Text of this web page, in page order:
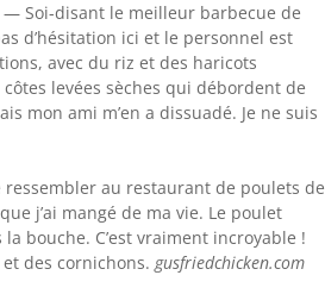
— Soi-disant le meilleur barbecue de
d’hésitation ici et le personnel est
avec du riz et des haricots
levées sèches qui débordent de
mon ami m’en a dissuadé. Je ne suis
au restaurant de poulets de
j’ai mangé de ma vie. Le poulet
bouche. C’est vraiment incroyable !
des cornichons. gusfriedchicken.com